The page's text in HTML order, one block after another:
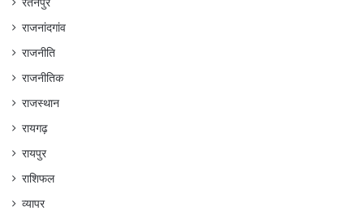
राजनांदगांव
राजनीति
राजनीतिक
राजस्थान
रायगढ़
रायपुर
राशिफल
व्यापर